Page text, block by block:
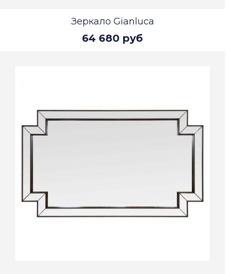
Зеркало Gianluca
64 680 руб